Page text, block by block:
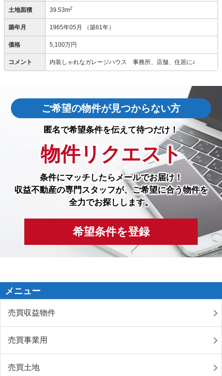
土地面積 39.53m2
築年月 1965年05月 （築61年）
価格 5,100万円
コメント 内装しゃれなガレージハウス 事務所、店舗、住居に♪
ご希望の物件が見つからない方
匿名で希望条件を伝えて待つだけ！
物件リクエスト
条件にマッチしたらメールでお届け！
収益不動産の専門スタッフが、ご希望に合う物件を
全力でお探しします。
希望条件を登録
メニュー
売買収益物件
売買事業用
売買土地